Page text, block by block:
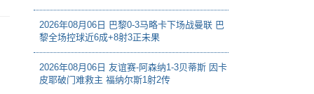
2026年08月06日 巴黎0-3马略卡下场战曼联 巴
黎全场控球近6成+8射3正未果
2026年08月06日 友谊赛-阿森纳1-3贝蒂斯 因卡
皮耶破门难救主 福纳尔斯1射2传